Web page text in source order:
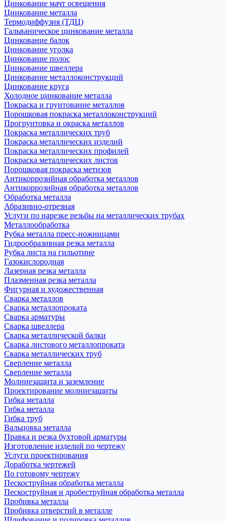
Цинкование мачт освещения
Цинкование металла
Термодиффузия (ТДЦ)
Гальваническое цинкование металла
Цинкование балок
Цинкование уголка
Цинкование полос
Цинкование швеллера
Цинкование металлоконструкций
Цинкование круга
Холодное цинкование металла
Покраска и грунтование металлов
Порошковая покраска металлоконструкций
Прогрунтовка и окраска металлов
Покраска металлических труб
Покраска металлических изделий
Покраска металлических профилей
Покраска металлических листов
Порошковая покраска метизов
Антикоррозийная обработка металлов
Антикоррозийная обработка металлов
Обработка металла
Абразивно-отрезная
Услуги по нарезке резьбы на металлических трубах
Металлообработка
Рубка металла пресс-ножницами
Гидрообразивная резка металла
Рубка листа на гильотине
Газокислородная
Лазерная резка металла
Плазменная резка металла
Фигурная и художественная
Сварка металлов
Сварка металлопроката
Сварка арматуры
Сварка швеллера
Сварка металлической балки
Сварка листового металлопроката
Сварка металлических труб
Сверление металла
Сверление металла
Молниезащита и заземление
Проектирование молниезащиты
Гибка металла
Гибка металла
Гибка труб
Вальцовка металла
Правка и резка бухтовой арматуры
Изготовление изделий по чертежу
Услуги проектирования
Доработка чертежей
По готовому чертежу
Пескоструйная обработка металла
Пескоструйная и дробеструйная обработка металла
Пробивка металла
Пробивка отверстий в металле